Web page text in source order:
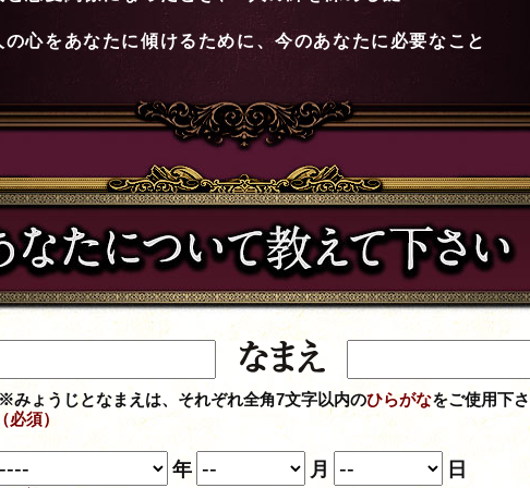
の心をあなたに傾けるために、今のあなたに必要なこと
ょうじとなまえは、それぞれ全角7文字以内のひらがなをご使用下さ
必須）
年 月
日